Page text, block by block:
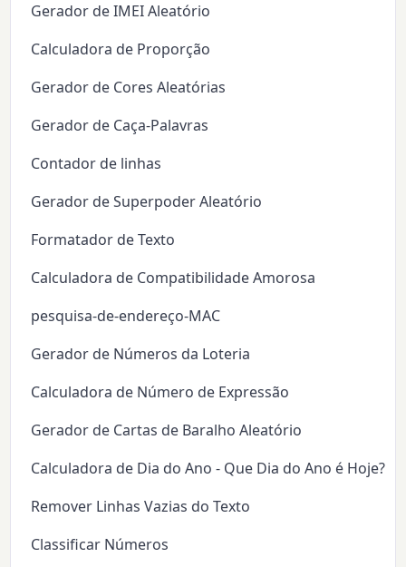
Gerador de IMEI Aleatório
Calculadora de Proporção
Gerador de Cores Aleatórias
Gerador de Caça-Palavras
Contador de linhas
Gerador de Superpoder Aleatório
Formatador de Texto
Calculadora de Compatibilidade Amorosa
pesquisa-de-endereço-MAC
Gerador de Números da Loteria
Calculadora de Número de Expressão
Gerador de Cartas de Baralho Aleatório
Calculadora de Dia do Ano - Que Dia do Ano é Hoje?
Remover Linhas Vazias do Texto
Classificar Números